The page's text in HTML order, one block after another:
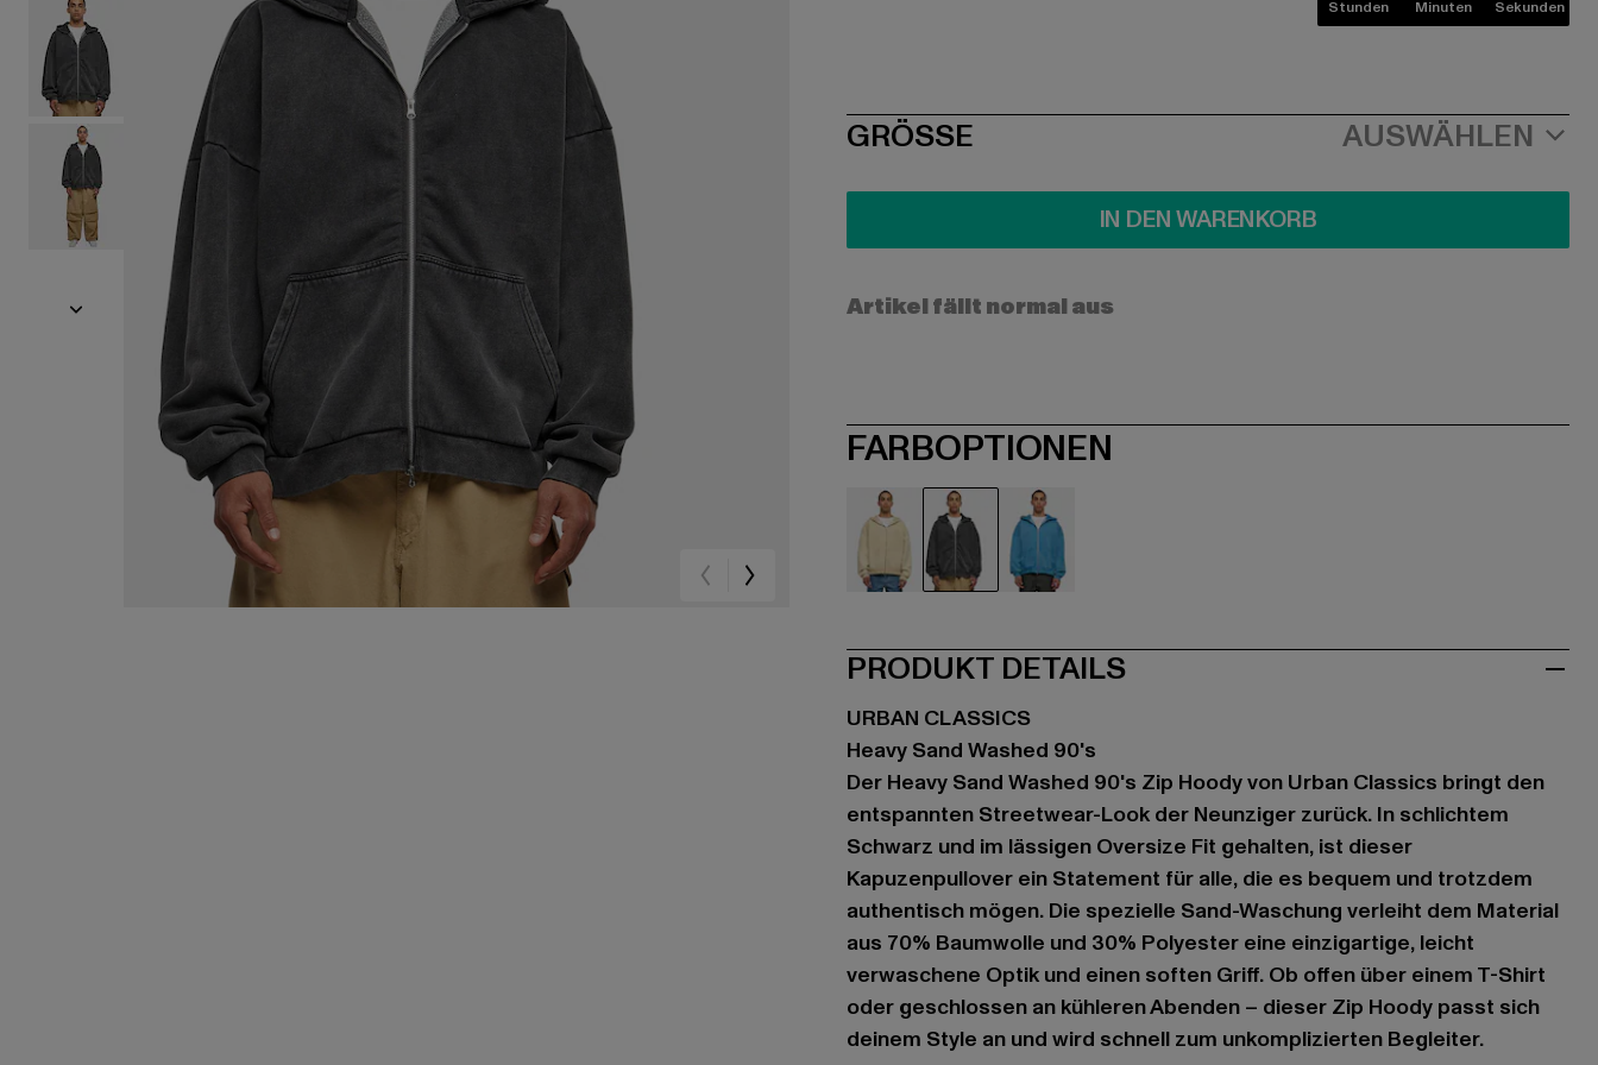
Stunden Minuten Sekunden
SIZE
GRÖSSE AUSWÄHLEN
IN DEN WARENKORB
Artikel fällt normal aus
FARBOPTIONEN
PRODUKT DETAILS
URBAN CLASSICS
Heavy Sand Washed 90's
Der Heavy Sand Washed 90's Zip Hoody von Urban Classics bringt den
entspannten Streetwear-Look der Neunziger zurück. In schlichtem
Schwarz und im lässigen Oversize Fit gehalten, ist dieser
Kapuzenpullover ein Statement für alle, die es bequem und trotzdem
authentisch mögen. Die spezielle Sand-Waschung verleiht dem Material
aus 70% Baumwolle und 30% Polyester eine einzigartige, leicht
verwaschene Optik und einen soften Griff. Ob offen über einem T-Shirt
oder geschlossen an kühleren Abenden – dieser Zip Hoody passt sich
deinem Style an und wird schnell zum unkomplizierten Begleiter.